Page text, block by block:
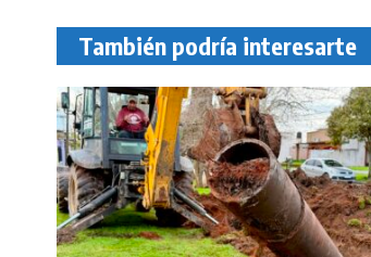
También podría interesarte